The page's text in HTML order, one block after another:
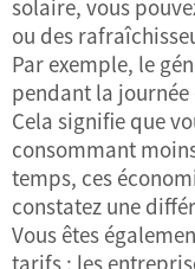
solaire, vous
ou des
Par exemple, le
pendant la
Cela signifie que
consommant
temps, ces
constatez une
Vous êtes
tarifs : les